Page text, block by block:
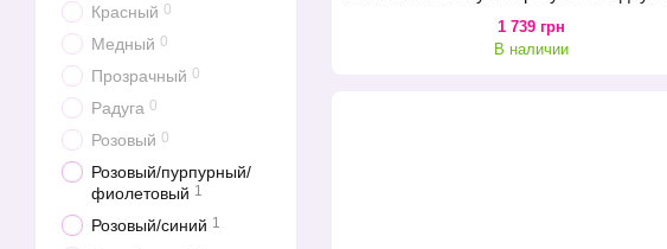
1 739 грн
В наличии
Красный 0
Медный 0
Прозрачный 0
Радуга 0
Розовый 0
Розовый/пурпурный/
фиолетовый 1
Розовый/синий 1